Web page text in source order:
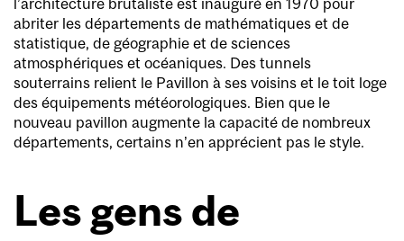
abriter les départements de mathématiques et de
statistique, de géographie et de sciences
atmosphériques et océaniques. Des tunnels
souterrains relient le Pavillon à ses voisins et le toit loge
des équipements météorologiques. Bien que le
nouveau pavillon augmente la capacité de nombreux
départements, certains n’en apprécient pas le style.
Les gens de